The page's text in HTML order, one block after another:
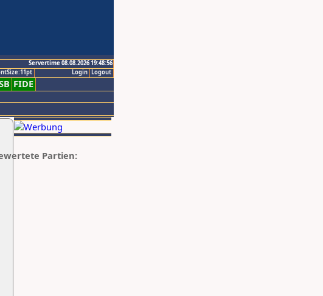
Servertime 08.08.2026 19:48:56
Logout
Login
FIDE
Partien: